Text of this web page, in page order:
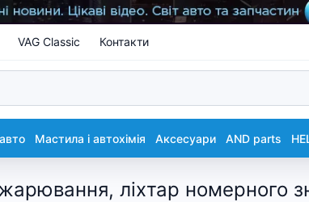
VAG Classic Контакти
Мастила і автохімія Аксесуари AND parts
ліхтар номерного